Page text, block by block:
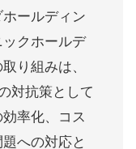
ールディン
クホールデ
り組みは、
対抗策として
率化、コス
への対応と